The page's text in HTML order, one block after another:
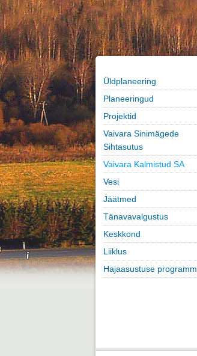
Üldplaneering
Planeeringud
Projektid
Vaivara Sinimägede
Sihtasutus
Vaivara Kalmistud SA
Vesi
Jäätmed
Tänavavalgustus
Keskkond
Liiklus
Hajaasustuse programm